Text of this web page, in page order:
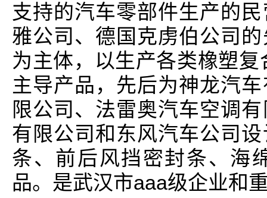
支持的汽车零部件生产的
雅公司、德国克虏伯公司
为主体，以生产各类橡塑
主导产品，先后为神龙汽
限公司、法雷奥汽车空调
有限公司和东风汽车公司
条、前后风挡密封条、海
品。是武汉市aaa级企业和